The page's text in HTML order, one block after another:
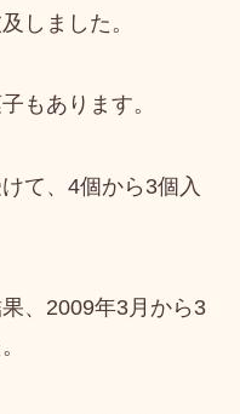
しました。
もあります。
て、 4個から3個入
、 2009年3月から3